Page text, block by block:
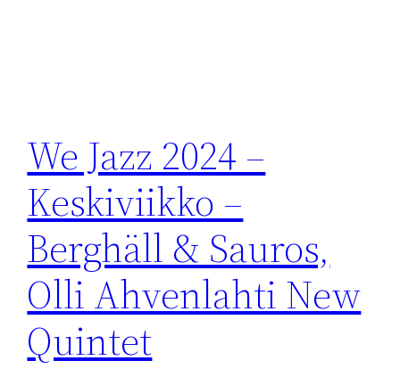
We Jazz 2024 –
Keskiviikko –
Berghäll & Sauros,
Olli Ahvenlahti New
Quintet